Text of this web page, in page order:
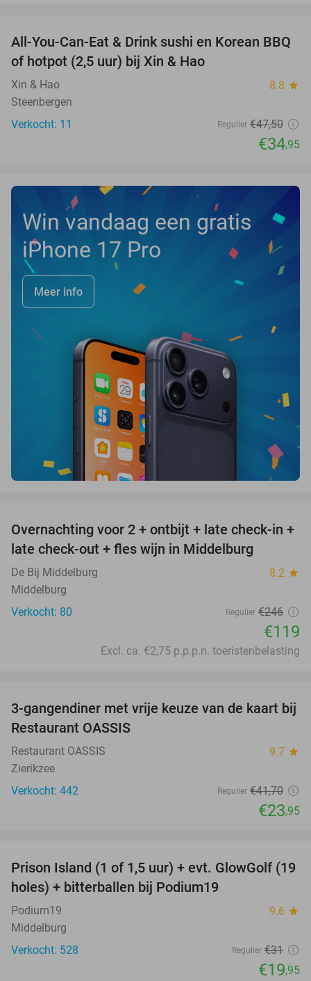
26%
TODAY
All-You-Can-Eat & Drink sushi en Korean BBQ
of hotpot (2,5 uur) bij Xin & Hao
Xin & Hao 8.8 star
Steenbergen
Verkocht: 11
Regulier €47,50
€34,95
Win vandaag een gratis
iPhone 17 Pro
Meer info
52%
Overnachting voor 2 + ontbijt + late check-in +
late check-out + fles wijn in Middelburg
De Bij Middelburg 8.2 star
Middelburg
Verkocht: 80
Regulier €246
€119
Excl. ca. €2,75 p.p.p.n. toeristenbelasting
43%
3-gangendiner met vrije keuze van de kaart bij
Restaurant OASSIS
Restaurant OASSIS 9.7 star
Zierikzee
Verkocht: 442
Regulier €41,70
€23,95
36%
Prison Island (1 of 1,5 uur) + evt. GlowGolf (19
holes) + bitterballen bij Podium19
Podium19 9.6 star
Middelburg
Verkocht: 528
Regulier €31
€19,95